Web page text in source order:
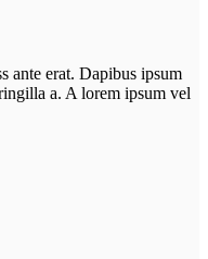
ante erat. Dapibus ipsum
a. A lorem ipsum vel